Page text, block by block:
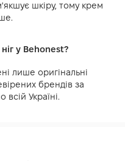
шкіру, тому крем
у Behonest?
лише оригінальні
брендів за
Україні.